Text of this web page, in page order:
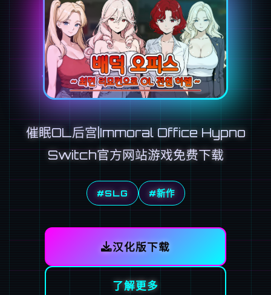
催眠OL后宫|Immoral Office Hypno
Switch官方网站游戏免费下载
#SLG #新作
汉化版下载
了解更多